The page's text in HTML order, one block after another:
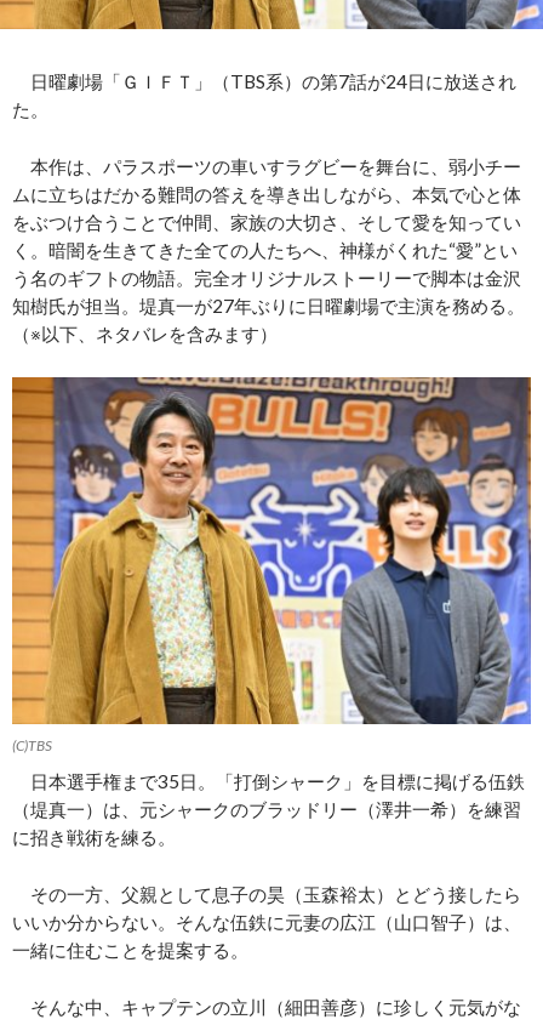
日曜劇場「ＧＩＦＴ」（TBS系）の第7話が24日に放送され
た。
本作は、パラスポーツの車いすラグビーを舞台に、弱小チー
ムに立ちはだかる難問の答えを導き出しながら、本気で心と体
をぶつけ合うことで仲間、家族の大切さ、そして愛を知ってい
く。暗闇を生きてきた全ての人たちへ、神様がくれた“愛”とい
う名のギフトの物語。完全オリジナルストーリーで脚本は金沢
知樹氏が担当。堤真一が27年ぶりに日曜劇場で主演を務める。
（※以下、ネタバレを含みます）
(C)TBS
日本選手権まで35日。「打倒シャーク」を目標に掲げる伍鉄
（堤真一）は、元シャークのブラッドリー（澤井一希）を練習
に招き戦術を練る。
その一方、父親として息子の昊（玉森裕太）とどう接したら
いいか分からない。そんな伍鉄に元妻の広江（山口智子）は、
一緒に住むことを提案する。
そんな中、キャプテンの立川（細田善彦）に珍しく元気がな